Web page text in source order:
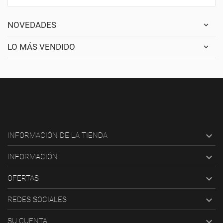
NOVEDADES
LO MÁS VENDIDO
INFORMACIÓN DE LA TIENDA 
INFORMACIÓN 
OFERTAS 
REDES SOCIALES 
SU CUENTA